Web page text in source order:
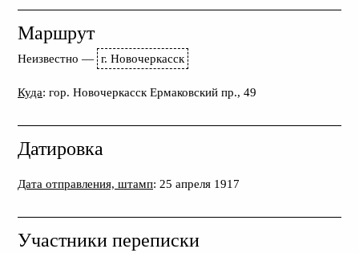
Маршрут
Неизвестно — г. Новочеркасск
Куда: гор. Новочеркасск Ермаковский пр., 49
Датировка
Дата отправления, штамп: 25 апреля 1917
Участники переписки